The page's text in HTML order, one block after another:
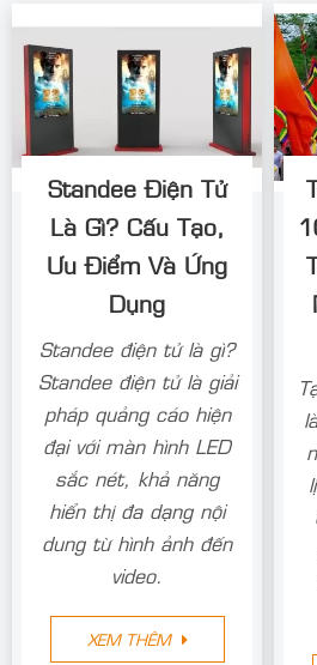
Standee Điện Tử
Là Gì? Cấu Tạo,
Ưu Điểm Và Ứng
Dụng
Standee điện tử là gì?
Standee điện tử là giải
pháp quảng cáo hiện
đại với màn hình LED
sắc nét, khả năng
hiển thị đa dạng nội
dung từ hình ảnh đến
video.
XEM THÊM